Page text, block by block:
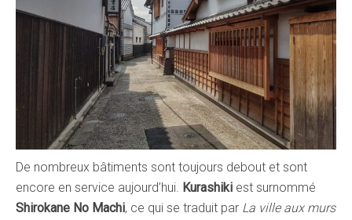
De nombreux bâtiments sont toujours debout et sont
encore en service aujourd’hui. Kurashiki est surnommé
Shirokane No Machi, ce qui se traduit par La ville aux murs